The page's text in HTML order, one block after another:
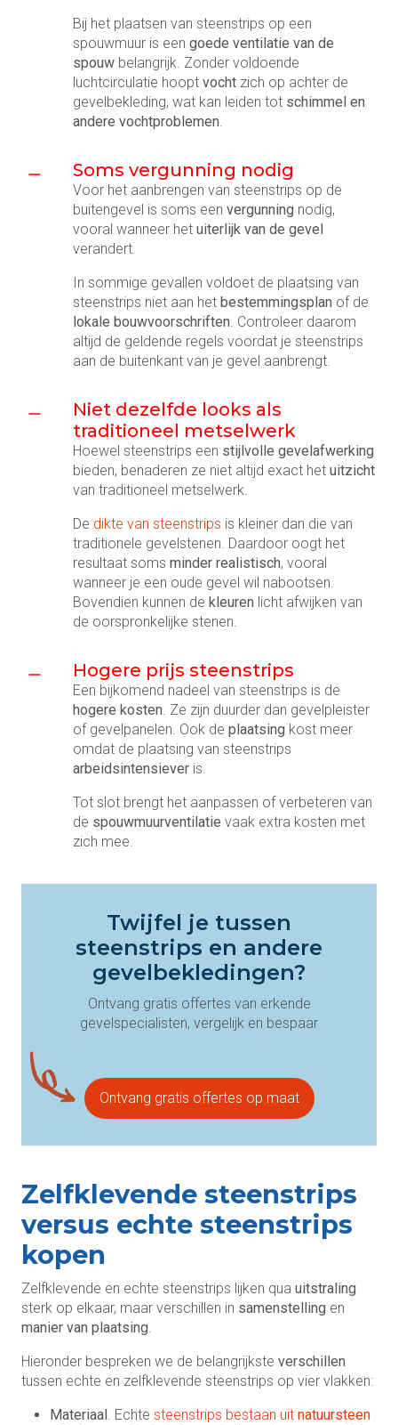
Bij het plaatsen van steenstrips op een
spouwmuur is een goede ventilatie van de
spouw belangrijk. Zonder voldoende
luchtcirculatie hoopt vocht zich op achter de
gevelbekleding, wat kan leiden tot schimmel en
andere vochtproblemen.
Soms vergunning nodig
Voor het aanbrengen van steenstrips op de
buitengevel is soms een vergunning nodig,
vooral wanneer het uiterlijk van de gevel
verandert.
In sommige gevallen voldoet de plaatsing van
steenstrips niet aan het bestemmingsplan of de
lokale bouwvoorschriften. Controleer daarom
altijd de geldende regels voordat je steenstrips
aan de buitenkant van je gevel aanbrengt.
Niet dezelfde looks als
traditioneel metselwerk
Hoewel steenstrips een stijlvolle gevelafwerking
bieden, benaderen ze niet altijd exact het uitzicht
van traditioneel metselwerk.
De dikte van steenstrips is kleiner dan die van
traditionele gevelstenen. Daardoor oogt het
resultaat soms minder realistisch, vooral
wanneer je een oude gevel wil nabootsen.
Bovendien kunnen de kleuren licht afwijken van
de oorspronkelijke stenen.
Hogere prijs steenstrips
Een bijkomend nadeel van steenstrips is de
hogere kosten. Ze zijn duurder dan gevelpleister
of gevelpanelen. Ook de plaatsing kost meer
omdat de plaatsing van steenstrips
arbeidsintensiever is.
Tot slot brengt het aanpassen of verbeteren van
de spouwmuurventilatie vaak extra kosten met
zich mee.
Twijfel je tussen
steenstrips en andere
gevelbekledingen?
Ontvang gratis offertes van erkende
gevelspecialisten, vergelijk en bespaar
Ontvang gratis offertes op maat
Zelfklevende steenstrips
versus echte steenstrips
kopen
Zelfklevende en echte steenstrips lijken qua uitstraling
sterk op elkaar, maar verschillen in samenstelling en
manier van plaatsing.
Hieronder bespreken we de belangrijkste verschillen
tussen echte en zelfklevende steenstrips op vier vlakken:
Materiaal . Echte steenstrips bestaan uit natuursteen